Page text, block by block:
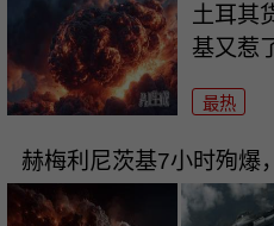
土耳其
基又惹
最热
赫梅利尼茨基7小时殉爆